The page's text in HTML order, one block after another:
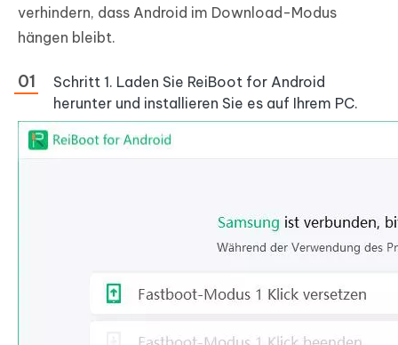
verhindern, dass Android im Download-Modus
hängen bleibt.
Schritt 1. Laden Sie ReiBoot for Android
herunter und installieren Sie es auf Ihrem PC.